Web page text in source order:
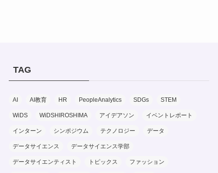
TAG
AI AI教育 HR PeopleAnalytics SDGs STEM
WiDS WiDSHIROSHIMA アイデアソン イベントレポート
インターン シンポジウム テクノロジー データ
データサイエンス データサイエンス学部
データサイエンティスト トピックス ファッション